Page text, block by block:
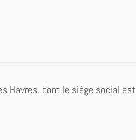
Havres, dont le siège social est